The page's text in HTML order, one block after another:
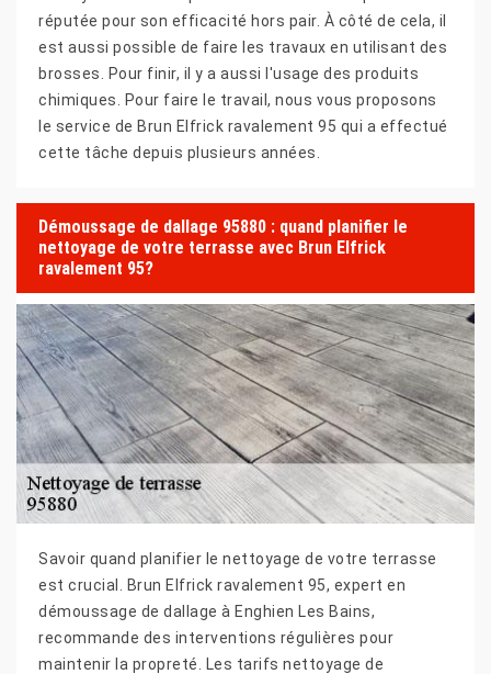
réputée pour son efficacité hors pair. À côté de cela, il
est aussi possible de faire les travaux en utilisant des
brosses. Pour finir, il y a aussi l'usage des produits
chimiques. Pour faire le travail, nous vous proposons
le service de Brun Elfrick ravalement 95 qui a effectué
cette tâche depuis plusieurs années.
Démoussage de dallage 95880 : quand planifier le
nettoyage de votre terrasse avec Brun Elfrick
ravalement 95?
Savoir quand planifier le nettoyage de votre terrasse
est crucial. Brun Elfrick ravalement 95, expert en
démoussage de dallage à Enghien Les Bains,
recommande des interventions régulières pour
maintenir la propreté. Les tarifs nettoyage de